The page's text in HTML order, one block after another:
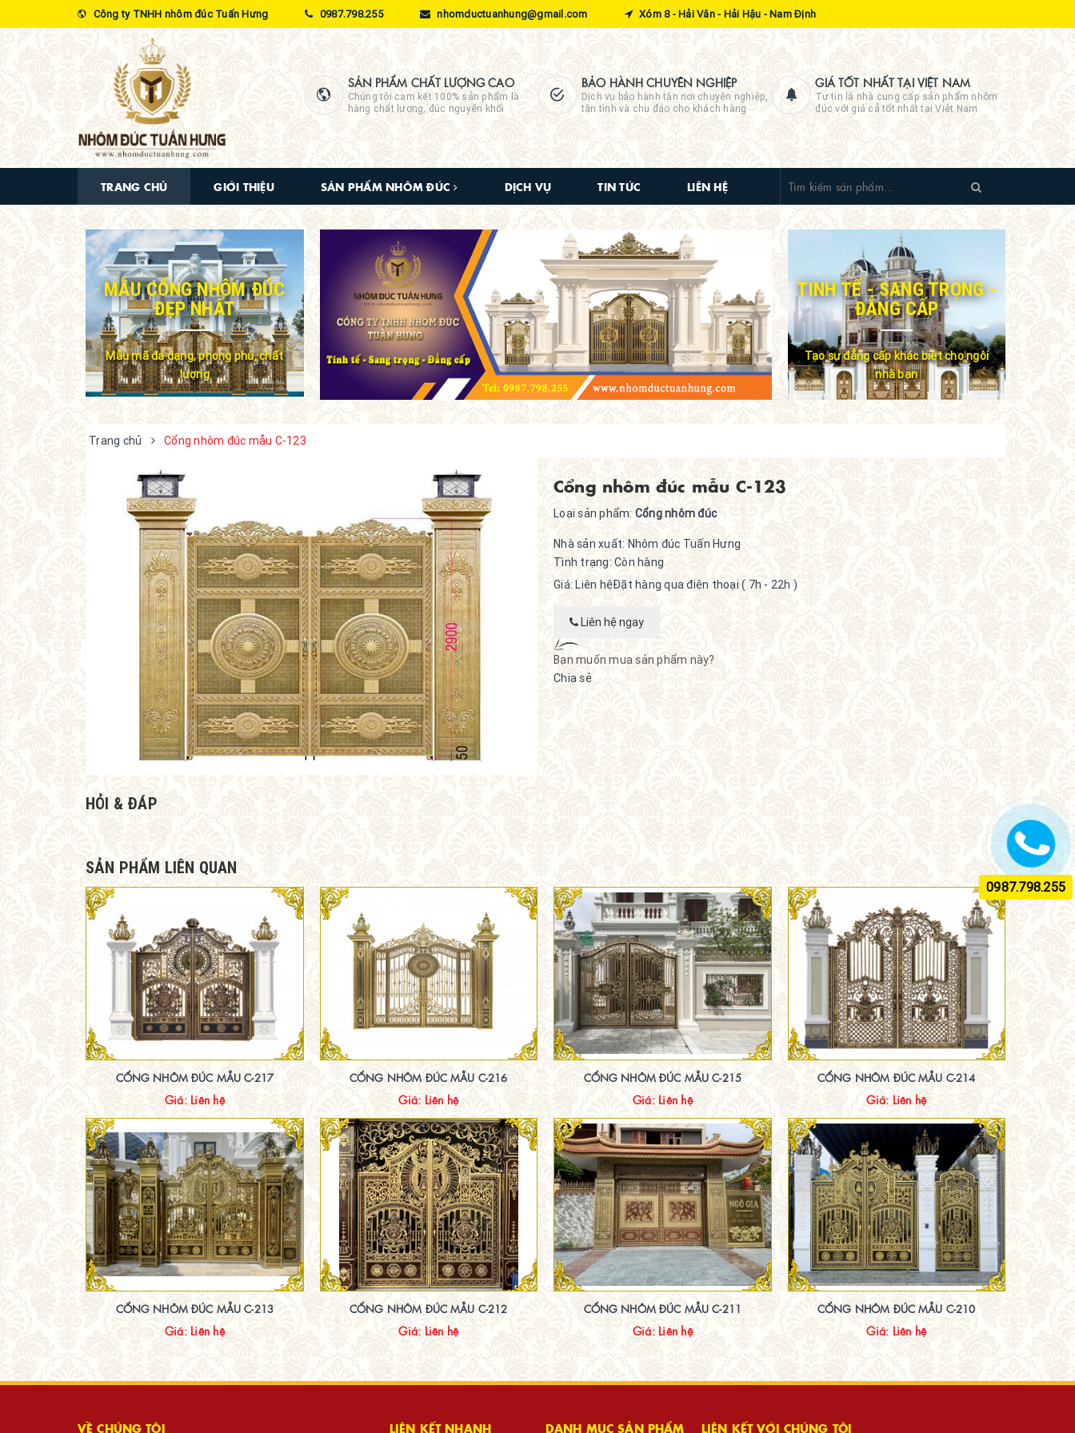
Công ty TNHH nhôm đúc Tuấn Hưng 0987.798.255 nhomductuanhung@gmail.com Xóm 8 - Hải Vân - Hải Hậu - Nam Định
SẢN PHẨM CHẤT LƯỢNG CAO
Chúng tôi cam kết 100% sản phẩm là
hàng chất lượng, đúc nguyên khối
BẢO HÀNH CHUYÊN NGHIỆP
Dịch vụ bảo hành tận nơi chuyên nghiệp,
tận tình và chu đáo cho khách hàng
GIÁ TỐT NHẤT TẠI VIỆT NAM
Tự tin là nhà cung cấp sản phẩm nhôm
đúc với giá cả tốt nhất tại Việt Nam
TRANG CHỦ GIỚI THIỆU SẢN PHẨM NHÔM ĐÚC DỊCH VỤ TIN TỨC LIÊN HỆ
MẪU CỔNG NHÔM ĐÚC
ĐẸP NHẤT
Mẫu mã đa dạng, phong phú, chất
lượng
TINH TẾ - SANG TRỌNG -
ĐẲNG CẤP
Tạo sự đẳng cấp khác biệt cho ngôi
nhà bạn
Trang chủ Cổng nhôm đúc mẫu C-123
Cổng nhôm đúc mẫu C-123
Loại sản phẩm: Cổng nhôm đúc
Nhà sản xuất: Nhôm đúc Tuấn Hưng
Tình trạng: Còn hàng
Giá: Liên hệĐặt hàng qua điện thoại ( 7h - 22h )
Liên hệ ngay
Bạn muốn mua sản phẩm này?
Chia sẻ
HỎI & ĐÁP
SẢN PHẨM LIÊN QUAN
CỔNG NHÔM ĐÚC MẪU C-217
Giá: Liên hệ
CỔNG NHÔM ĐÚC MẪU C-216
Giá: Liên hệ
CỔNG NHÔM ĐÚC MẪU C-215
Giá: Liên hệ
CỔNG NHÔM ĐÚC MẪU C-214
Giá: Liên hệ
CỔNG NHÔM ĐÚC MẪU C-213
Giá: Liên hệ
CỔNG NHÔM ĐÚC MẪU C-212
Giá: Liên hệ
CỔNG NHÔM ĐÚC MẪU C-211
Giá: Liên hệ
CỔNG NHÔM ĐÚC MẪU C-210
Giá: Liên hệ
VỀ CHÚNG TÔI LIÊN KẾT NHANH DANH MỤC SẢN PHẨM LIÊN KẾT VỚI CHÚNG TÔI
0987.798.255